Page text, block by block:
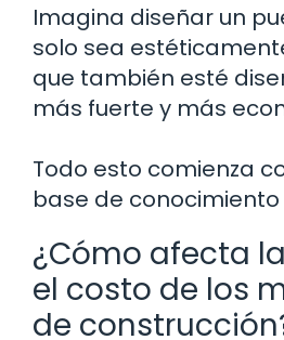
Imagina diseñar un
solo sea
que también esté
más fuerte y más
Todo esto comienza
base de
¿Cómo afecta
el costo de los
de